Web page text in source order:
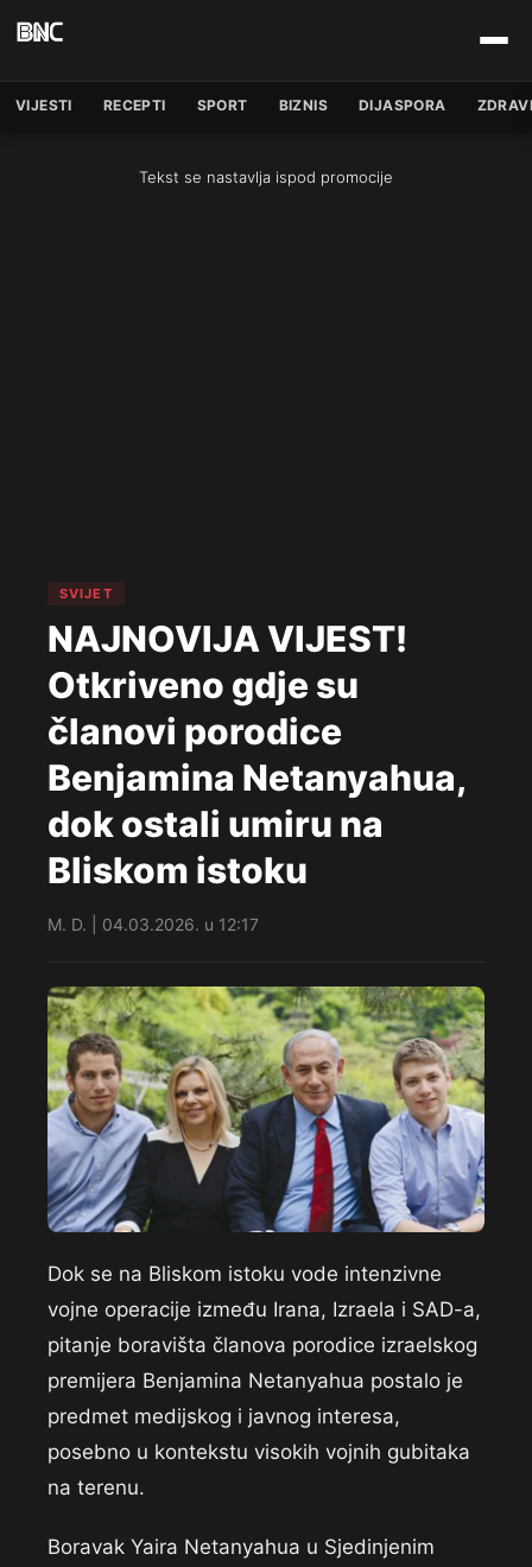
VIJESTI RECEPTI SPORT BIZNIS DIJASPORA
Tekst se nastavlja ispod promocije
SVIJET
NAJNOVIJA VIJEST!
Otkriveno gdje su
članovi porodice
Benjamina Netanyahua,
dok ostali umiru na
Bliskom istoku
M. D. | 04.03.2026. u 12:17
Dok se na Bliskom istoku vode intenzivne
vojne operacije između Irana, Izraela i SAD-a,
pitanje boravišta članova porodice izraelskog
premijera Benjamina Netanyahua postalo je
predmet medijskog i javnog interesa,
posebno u kontekstu visokih vojnih gubitaka
na terenu.
Boravak Yaira Netanyahua u Sjedinjenim